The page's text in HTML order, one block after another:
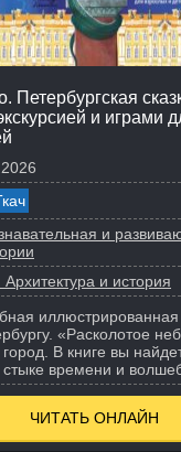
Петербургская
и играми
и
Архитектура и история
иллюстрированная
«Расколотое
В книге вы
времени и
ЧИТАТЬ ОНЛАЙН